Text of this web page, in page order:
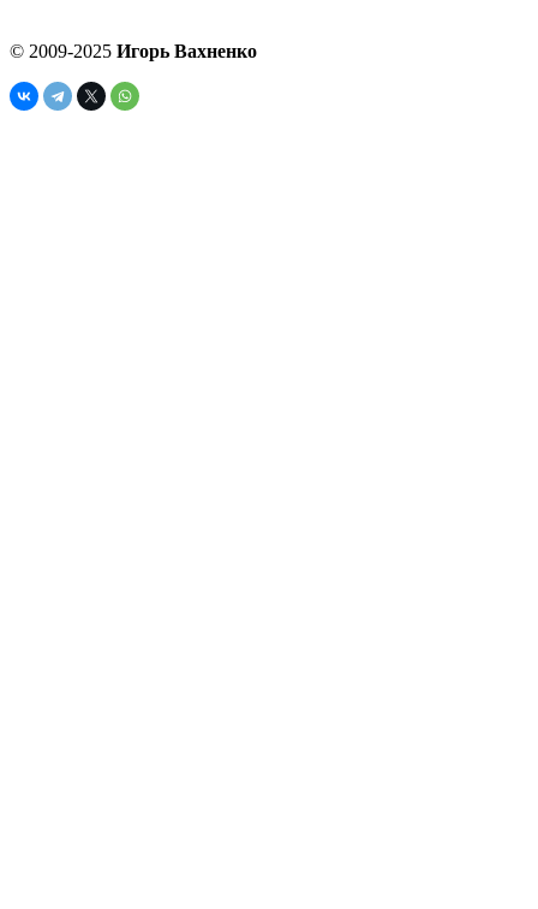
© 2009-2025 Игорь Вахненко